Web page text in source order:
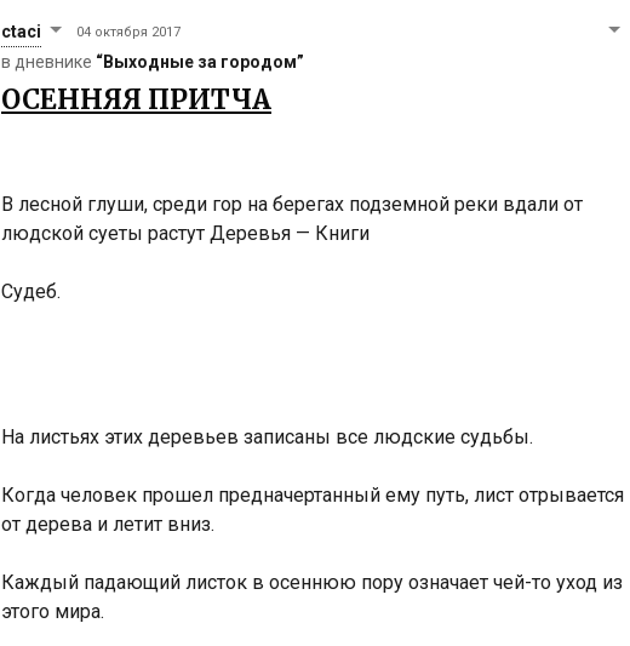
ctaci 04 октября 2017
в дневнике “Выходные за городом”
ОСЕННЯЯ ПРИТЧА
В лесной глуши, среди гор на берегах подземной реки вдали от
людской суеты растут Деревья — Книги
Судеб.
На листьях этих деревьев записаны все людские судьбы.
Когда человек прошел предначертанный ему путь, лист отрывается
от дерева и летит вниз.
Каждый падающий листок в осеннюю пору означает чей-то уход из
этого мира.